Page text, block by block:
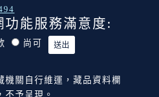
功能服務滿意度:
尚可
機關自行維運，藏品資料欄
不予呈現。